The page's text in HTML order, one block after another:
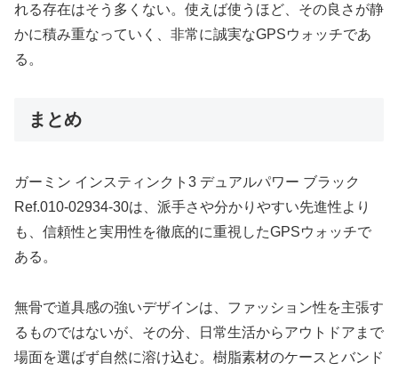
れる存在はそう多くない。使えば使うほど、その良さが静
かに積み重なっていく、非常に誠実なGPSウォッチであ
る。
まとめ
ガーミン インスティンクト3 デュアルパワー ブラック
Ref.010-02934-30は、派手さや分かりやすい先進性より
も、信頼性と実用性を徹底的に重視したGPSウォッチで
ある。
無骨で道具感の強いデザインは、ファッション性を主張す
るものではないが、その分、日常生活からアウトドアまで
場面を選ばず自然に溶け込む。樹脂素材のケースとバンド